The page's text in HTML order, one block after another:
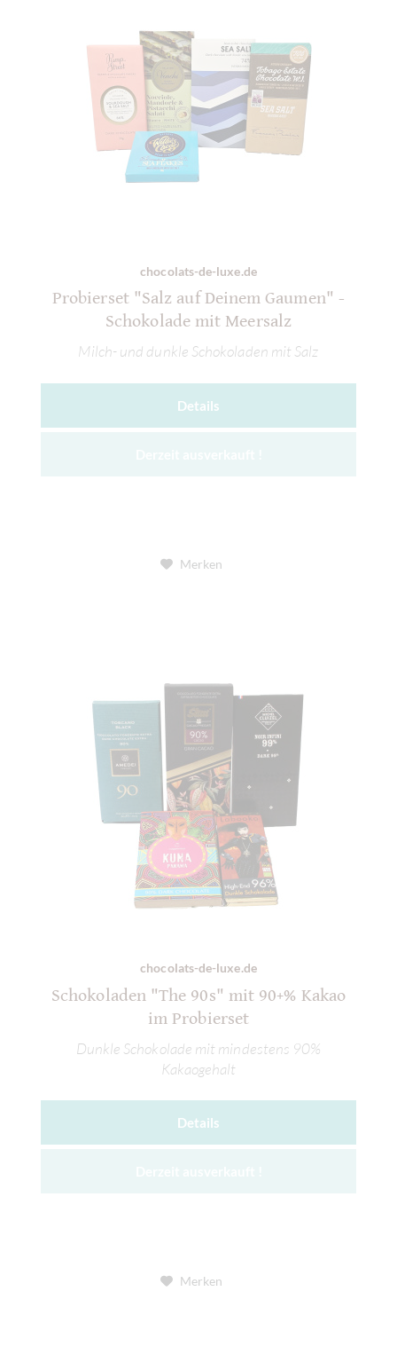
chocolats-de-luxe.de
Probierset "Salz auf Deinem Gaumen" -
Schokolade mit Meersalz
Milch- und dunkle Schokoladen mit Salz
Details
Merken
chocolats-de-luxe.de
Schokoladen "The 90s" mit 90+% Kakao
im Probierset
Dunkle Schokolade mit mindestens 90%
Kakaogehalt
Details
Merken